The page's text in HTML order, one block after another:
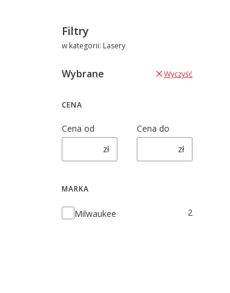
Filtry
w kategorii: Lasery
Wybrane Wyczyść
CENA
Cena od
zł
Cena do
zł
MARKA
Marka
Milwaukee 2